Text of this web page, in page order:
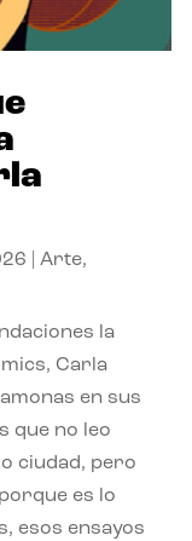
|Arte,
la
Carla
en sus
que no leo
ciudad, pero
es lo
esos ensayos